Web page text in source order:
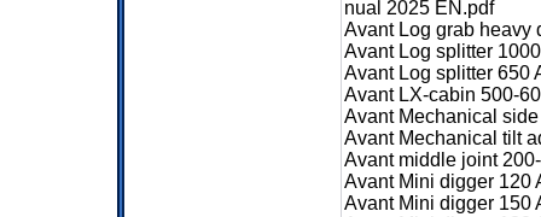
nual 2025 EN.pdf
Avant Log grab heavy
Avant Log splitter
Avant Log splitter 650
Avant LX-cabin 500-
Avant Mechanical
Avant Mechanical tilt
Avant middle joint
Avant Mini digger 120
Avant Mini digger 150